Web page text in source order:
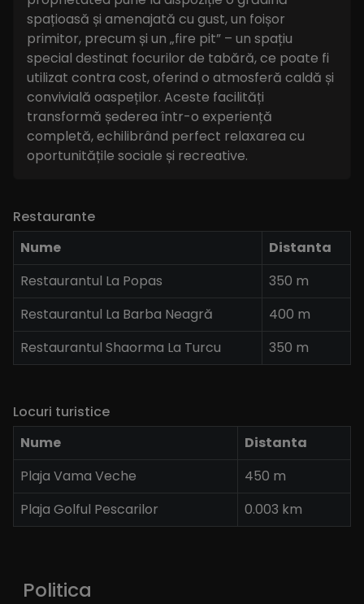
spațioasă și amenajată cu gust, un foișor
primitor, precum și un „fire pit” – un spațiu
special destinat focurilor de tabără, ce poate fi
utilizat contra cost, oferind o atmosferă caldă și
convivială oaspeților. Aceste facilități
transformă șederea într-o experiență
completă, echilibrând perfect relaxarea cu
oportunitățile sociale și recreative.
Restaurante
Nume
Distanta
Restaurantul La Popas
350 m
Restaurantul La Barba Neagră
400 m
Restaurantul Shaorma La Turcu
350 m
Locuri turistice
Nume
Distanta
Plaja Vama Veche
450 m
Plaja Golful Pescarilor
0.003 km
Politica